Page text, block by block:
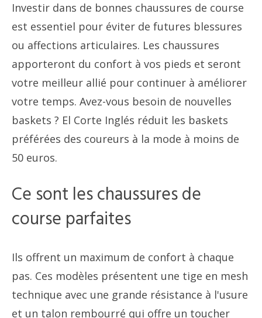
Investir dans de bonnes chaussures de course
est essentiel pour éviter de futures blessures
ou affections articulaires. Les chaussures
apporteront du confort à vos pieds et seront
votre meilleur allié pour continuer à améliorer
votre temps. Avez-vous besoin de nouvelles
baskets ? El Corte Inglés réduit les baskets
préférées des coureurs à la mode à moins de
50 euros.
Ce sont les chaussures de
course parfaites
Ils offrent un maximum de confort à chaque
pas. Ces modèles présentent une tige en mesh
technique avec une grande résistance à l'usure
et un talon rembourré qui offre un toucher